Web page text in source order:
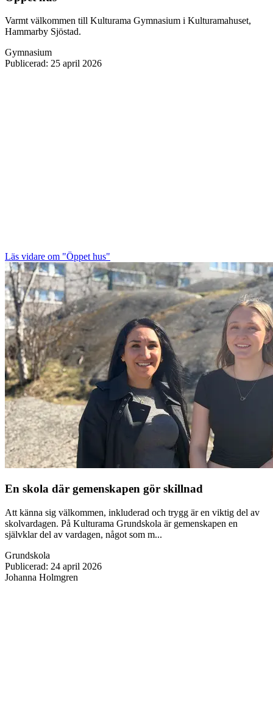
Varmt välkommen till Kulturama Gymnasium i Kulturamahuset,
Hammarby Sjöstad.
Gymnasium
Publicerad: 25 april 2026
Läs vidare om "Öppet hus"
En skola där gemenskapen gör skillnad
Att känna sig välkommen, inkluderad och trygg är en viktig del av
skolvardagen. På Kulturama Grundskola är gemenskapen en
självklar del av vardagen, något som m...
Grundskola
Publicerad: 24 april 2026
Johanna Holmgren